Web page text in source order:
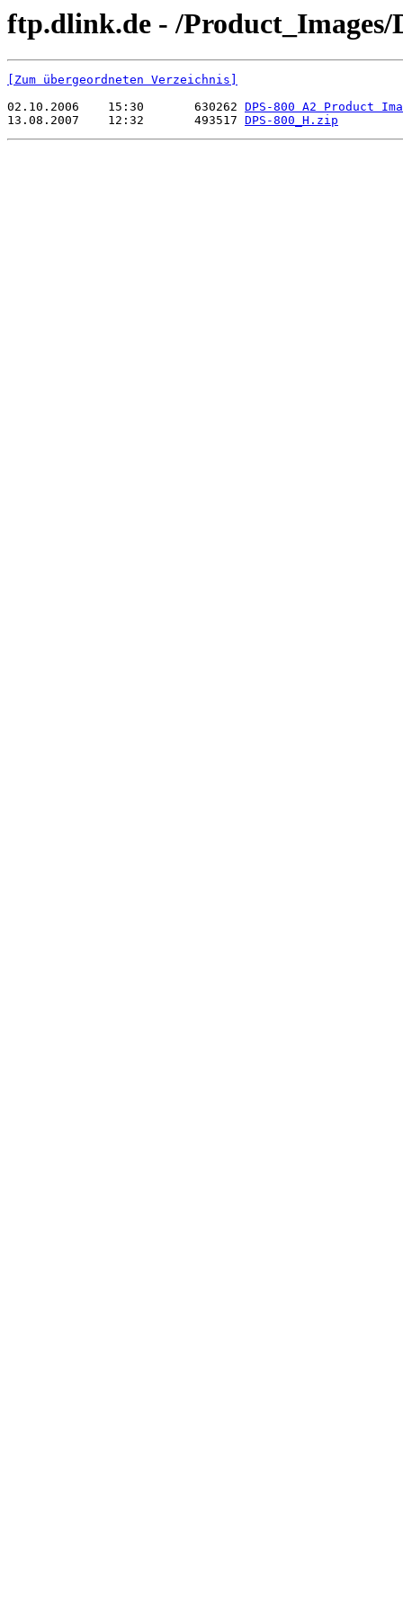
ftp.dlink.de - /Product_Images/
[Zum übergeordneten Verzeichnis]
02.10.2006    15:30       630262 DPS-800 A2 Product
13.08.2007    12:32       493517 DPS-800_H.zip